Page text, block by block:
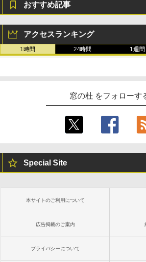
おすすめ記事
アクセスランキング
1時間 24時間 1週間
窓の杜 をフォローす
Special Site
本サイトのご利用について
広告掲載のご案内
プライバシーについて